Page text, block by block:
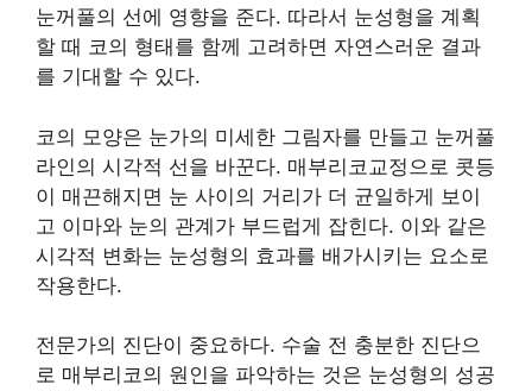
눈꺼풀의 선에 영향을 준다. 따라서 눈성형을 계획
할 때 코의 형태를 함께 고려하면 자연스러운 결과
를 기대할 수 있다.
코의 모양은 눈가의 미세한 그림자를 만들고 눈꺼풀
라인의 시각적 선을 바꾼다. 매부리코교정으로 콧등
이 매끈해지면 눈 사이의 거리가 더 균일하게 보이
고 이마와 눈의 관계가 부드럽게 잡힌다. 이와 같은
시각적 변화는 눈성형의 효과를 배가시키는 요소로
작용한다.
전문가의 진단이 중요하다. 수술 전 충분한 진단으
로 매부리코의 원인을 파악하는 것은 눈성형의 성공